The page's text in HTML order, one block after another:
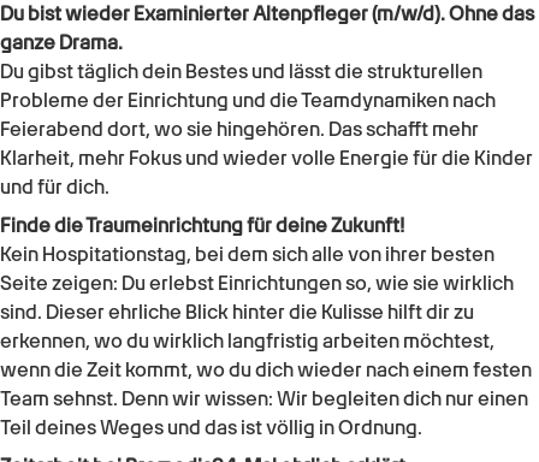
Du bist wieder Examinierter Altenpfleger (m/w/d). Ohne das
ganze Drama.
Du gibst täglich dein Bestes und lässt die strukturellen
Probleme der Einrichtung und die Teamdynamiken nach
Feierabend dort, wo sie hingehören. Das schafft mehr
Klarheit, mehr Fokus und wieder volle Energie für die Kinder
und für dich.
Finde die Traumeinrichtung für deine Zukunft!
Kein Hospitationstag, bei dem sich alle von ihrer besten
Seite zeigen: Du erlebst Einrichtungen so, wie sie wirklich
sind. Dieser ehrliche Blick hinter die Kulisse hilft dir zu
erkennen, wo du wirklich langfristig arbeiten möchtest,
wenn die Zeit kommt, wo du dich wieder nach einem festen
Team sehnst. Denn wir wissen: Wir begleiten dich nur einen
Teil deines Weges und das ist völlig in Ordnung.